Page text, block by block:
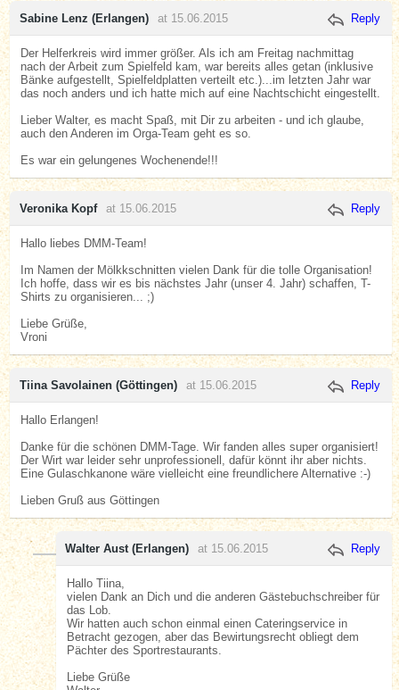
Sabine Lenz (Erlangen) at 15.06.2015 Reply
Der Helferkreis wird immer größer. Als ich am Freitag nachmittag
nach der Arbeit zum Spielfeld kam, war bereits alles getan (inklusive
Bänke aufgestellt, Spielfeldplatten verteilt etc.)...im letzten Jahr war
das noch anders und ich hatte mich auf eine Nachtschicht eingestellt.
Lieber Walter, es macht Spaß, mit Dir zu arbeiten - und ich glaube,
auch den Anderen im Orga-Team geht es so.
Es war ein gelungenes Wochenende!!!
Veronika Kopf at 15.06.2015 Reply
Hallo liebes DMM-Team!
Im Namen der Mölkkschnitten vielen Dank für die tolle Organisation!
Ich hoffe, dass wir es bis nächstes Jahr (unser 4. Jahr) schaffen, T-
Shirts zu organisieren... ;)
Liebe Grüße,
Vroni
Tiina Savolainen (Göttingen) at 15.06.2015 Reply
Hallo Erlangen!
Danke für die schönen DMM-Tage. Wir fanden alles super organisiert!
Der Wirt war leider sehr unprofessionell, dafür könnt ihr aber nichts.
Eine Gulaschkanone wäre vielleicht eine freundlichere Alternative :-)
Lieben Gruß aus Göttingen
Walter Aust (Erlangen) at 15.06.2015 Reply
Hallo Tiina,
vielen Dank an Dich und die anderen Gästebuchschreiber für
das Lob.
Wir hatten auch schon einmal einen Cateringservice in
Betracht gezogen, aber das Bewirtungsrecht obliegt dem
Pächter des Sportrestaurants.
Liebe Grüße